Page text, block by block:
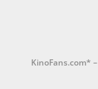
KinoFans.com*